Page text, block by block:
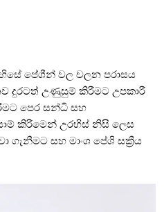
පේශීන් වල චලන පරාසය
දුරටත් උණුසුම් කිරීමට උපකාරී
පෙර සන්ධි සහ
කිරීමෙන් උරහිස් නිසි ලෙස
සහ මාංශ පේශි සක්‍රීය